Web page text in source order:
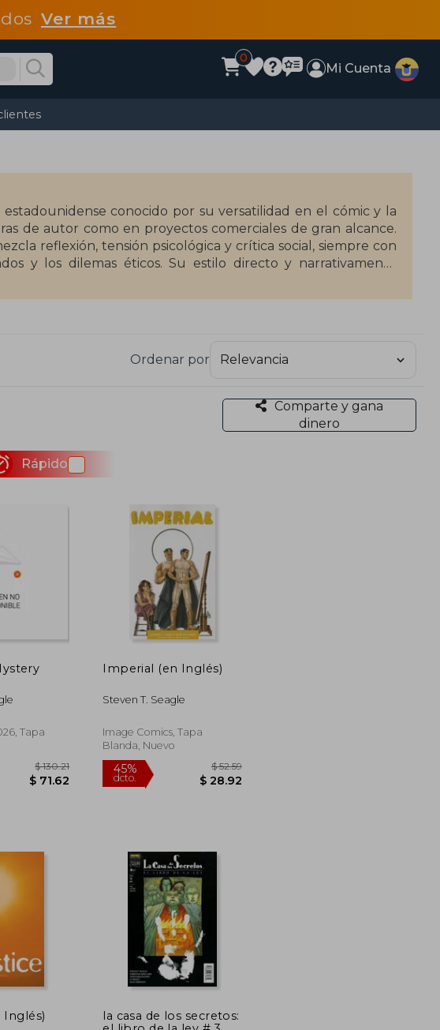
Ver más
0
Mi Cuenta
conocido por su versatilidad en el cómic y la
de autor como en proyectos comerciales de gran alcance.
reflexión, tensión psicológica y crítica social, siempre con
y los dilemas éticos. Su estilo directo y narrativamente
dentro del cómic norteamericano contemporáneo.
Mystery Theatre, House of Secrets, American Virgin e
reputación como narrador inquieto y técnicamente sólido.
responsable de franquicias como Ben 10 y Big Hero 6,
hacia la animación global. Ejemplo de su obra: Sandman
Ordenar por
Comparte y gana
dinero
Rápido
Tapa
45%
dcto.
$ 130.21
$ 71.62
Imperial (en Inglés)
Steven T. Seagle
Image Comics, Tapa
Blanda, Nuevo
45%
dcto.
Inglés)
la casa de los secretos: